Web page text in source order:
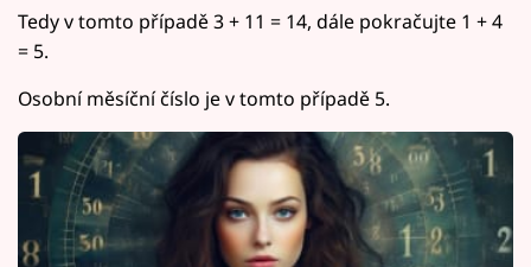
Tedy v tomto případě 3 + 11 = 14, dále pokračujte 1 + 4
= 5.
Osobní měsíční číslo je v tomto případě 5.